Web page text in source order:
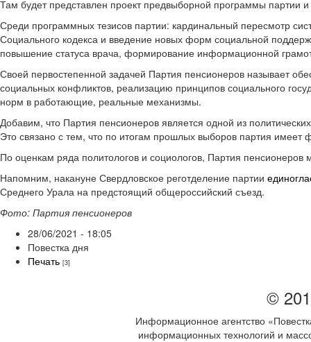
Там будет представлен проект предвыборной программы партии
Среди программных тезисов партии: кардинальный пересмотр
Социального кодекса и введение новых форм социальной
повышение статуса врача, формирование информационной
Своей первостепенной задачей Партия пенсионеров называет
социальных конфликтов, реализацию принципов социального
норм в работающие, реальные механизмы.
Добавим, что Партия пенсионеров является одной из
Это связано с тем, что по итогам прошлых выборов партия имеет
По оценкам ряда политологов и социологов, Партия
Напомним, накануне Свердловское реготделение партии
Среднего Урала на предстоящий общероссийский съезд.
Фото: Партия пенсионеров
28/06/2021 - 18:05
Повестка дня
Печать [3]
©
Информационное агентство
информационных технологий и